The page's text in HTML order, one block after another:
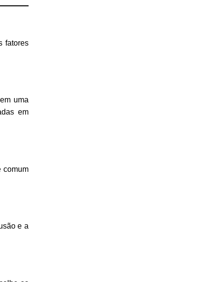
fatores
uma
em
comum
e a